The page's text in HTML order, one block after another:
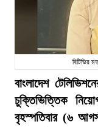
বিটিভির
বাংলাদেশ
চুক্তিভিত্তিক
বৃহস্পতিবার (৬